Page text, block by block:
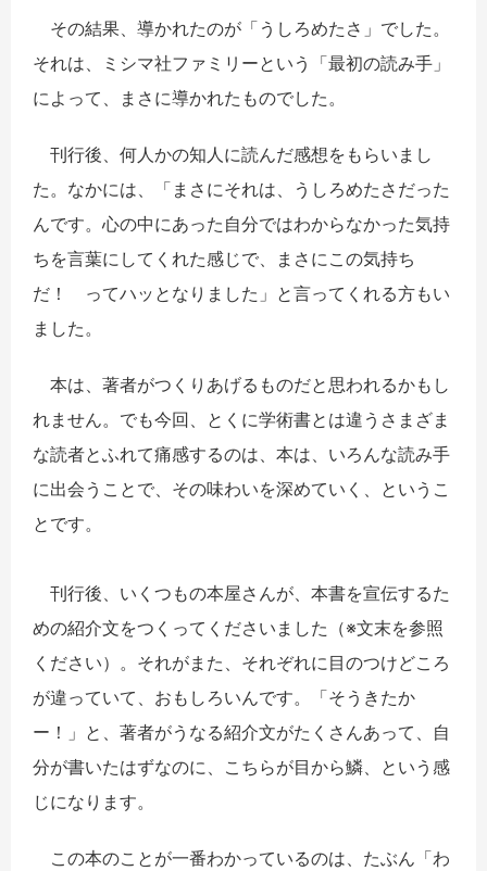
その結果、導かれたのが「うしろめたさ」でした。
それは、ミシマ社ファミリーという「最初の読み手」
によって、まさに導かれたものでした。
刊行後、何人かの知人に読んだ感想をもらいまし
た。なかには、「まさにそれは、うしろめたさだった
んです。心の中にあった自分ではわからなかった気持
ちを言葉にしてくれた感じで、まさにこの気持ち
だ！ ってハッとなりました」と言ってくれる方もい
ました。
本は、著者がつくりあげるものだと思われるかもし
れません。でも今回、とくに学術書とは違うさまざま
な読者とふれて痛感するのは、本は、いろんな読み手
に出会うことで、その味わいを深めていく、というこ
とです。
刊行後、いくつもの本屋さんが、本書を宣伝するた
めの紹介文をつくってくださいました（※文末を参照
ください）。それがまた、それぞれに目のつけどころ
が違っていて、おもしろいんです。「そうきたか
ー！」と、著者がうなる紹介文がたくさんあって、自
分が書いたはずなのに、こちらが目から鱗、という感
じになります。
この本のことが一番わかっているのは、たぶん「わ